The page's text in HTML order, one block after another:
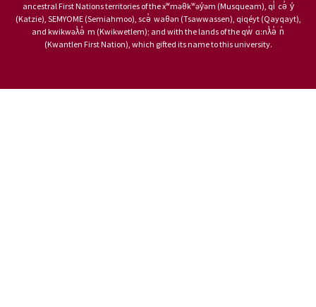
ancestral First Nations territories of the xʷməθkʷəy̓əm (Musqueam), qi̓ cə̓ y̓
(Katzie), SEMYOME (Semiahmoo), scə̓ waθən (Tsawwassen), qiqéyt (Qayqayt),
and kwikwəƛ̓ə̓ m (Kwikwetlem); and with the lands of the qw̓ ɑ:nƛ̓ə̓ n̓
(Kwantlen First Nation), which gifted its name to this university.